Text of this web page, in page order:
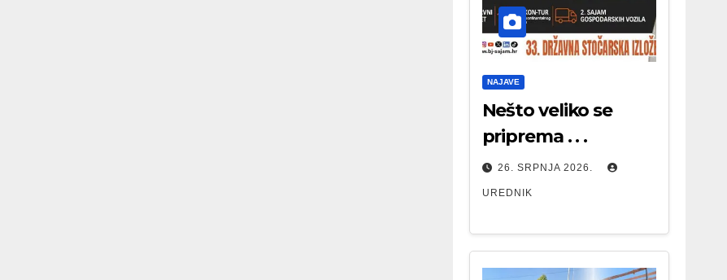
NAJAVE
Nešto veliko se
priprema . . .
26. SRPNJA 2026.
UREDNIK